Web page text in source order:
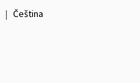
| Čeština